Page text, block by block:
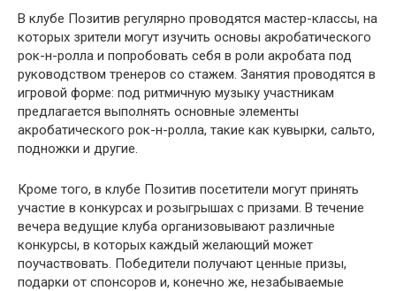
В клубе Позитив регулярно проводятся мастер-классы, на
которых зрители могут изучить основы акробатического
рок-н-ролла и попробовать себя в роли акробата под
руководством тренеров со стажем. Занятия проводятся в
игровой форме: под ритмичную музыку участникам
предлагается выполнять основные элементы
акробатического рок-н-ролла, такие как кувырки, сальто,
подножки и другие.
Кроме того, в клубе Позитив посетители могут принять
участие в конкурсах и розыгрышах с призами. В течение
вечера ведущие клуба организовывают различные
конкурсы, в которых каждый желающий может
поучаствовать. Победители получают ценные призы,
подарки от спонсоров и, конечно же, незабываемые